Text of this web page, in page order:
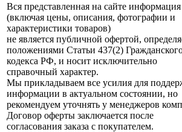
Вся представленная на сайте информация
(включая цены, описания, фотографии и
характеристики товаров)
не является публичной офертой,
положениями Статьи 437(2)
кодекса РФ, и носит исключительно
справочный характер.
Мы прикладываем все усилия для
информации в актуальном состоянии, но
рекомендуем уточнять у менеджеров
Договор оферты заключается после
согласования заказа с покупателем.